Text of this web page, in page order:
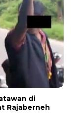
di
Rajaberneh